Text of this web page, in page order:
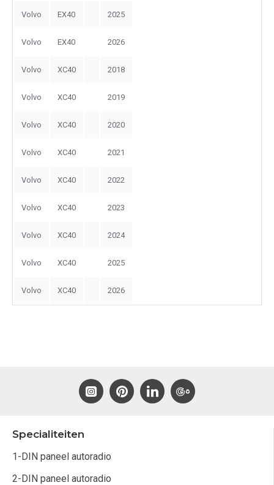
Volvo EX40 2025
Volvo EX40 2026
Volvo XC40 2018
Volvo XC40 2019
Volvo XC40 2020
Volvo XC40 2021
Volvo XC40 2022
Volvo XC40 2023
Volvo XC40 2024
Volvo XC40 2025
Volvo XC40 2026
Specialiteiten
1-DIN paneel autoradio
2-DIN paneel autoradio